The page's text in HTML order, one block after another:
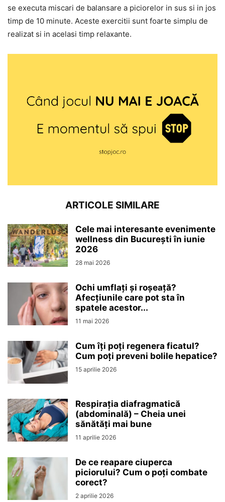
se executa miscari de balansare a piciorelor in sus si in jos
timp de 10 minute. Aceste exercitii sunt foarte simplu de
realizat si in acelasi timp relaxante.
ARTICOLE SIMILARE
Cele mai interesante evenimente
wellness din București în iunie
2026
28 mai 2026
Ochi umflați și roșeață?
Afecțiunile care pot sta în
spatele acestor...
11 mai 2026
Cum îți poți regenera ficatul?
Cum poți preveni bolile hepatice?
15 aprilie 2026
Respirația diafragmatică
(abdominală) – Cheia unei
sănătăți mai bune
11 aprilie 2026
De ce reapare ciuperca
piciorului? Cum o poți combate
corect?
2 aprilie 2026